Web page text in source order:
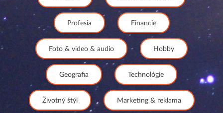
Profesia Financie
Foto & video & audio Hobby
Geografia Technológie
Životný štýl Marketing & reklama